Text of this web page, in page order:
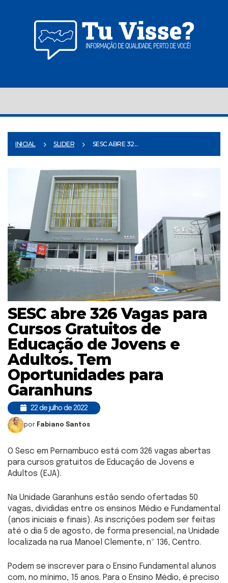
INICIAL SLIDER SESC ABRE 32...
SESC abre 326 Vagas para
Cursos Gratuitos de
Educação de Jovens e
Adultos. Tem
Oportunidades para
Garanhuns
22 de julho de 2022
por Fabiano Santos
O Sesc em Pernambuco está com 326 vagas abertas
para cursos gratuitos de Educação de Jovens e
Adultos (EJA).
Na Unidade Garanhuns estão sendo ofertadas 50
vagas, divididas entre os ensinos Médio e Fundamental
(anos iniciais e finais). As inscrições podem ser feitas
até o dia 5 de agosto, de forma presencial, na Unidade
localizada na rua Manoel Clemente, nº 136, Centro.
Podem se inscrever para o Ensino Fundamental alunos
com, no mínimo, 15 anos. Para o Ensino Médio, é preciso